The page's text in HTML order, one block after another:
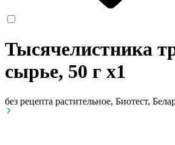
Тысячелистника
сырье, 50 г x1
без рецепта растительное, Биотест,